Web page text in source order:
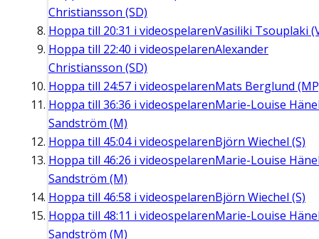
Christiansson (SD)
Hoppa till 20:31 i videospelarenVasiliki Tsouplaki
Hoppa till 22:40 i videospelarenAlexander
Christiansson (SD)
Hoppa till 24:57 i videospelarenMats Berglund
Hoppa till 36:36 i videospelarenMarie-Louise
Sandström (M)
Hoppa till 45:04i videospelarenBjörn Wiechel (S)
Hoppa till 46:26 i videospelarenMarie-Louise
Sandström (M)
Hoppa till 46:58 i videospelarenBjörn Wiechel (S)
Hoppa till 48:11 i videospelarenMarie-Louise
Sandström (M)